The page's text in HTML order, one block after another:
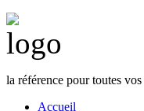
la référence pour toutes
Accueil